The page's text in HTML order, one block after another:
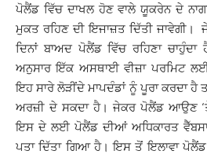
ਪੋਲੈਂਡ ਵਿੱਚ ਦਾਖਲ ਹੋਣ ਵਾਲੇ ਯੂਕਰੇਨ ਦੇ
ਮੁਕਤ ਰਹਿਣ ਦੀ ਇਜਾਜ਼ਤ ਦਿੱਤੀ
ਦਿਨਾਂ ਬਾਅਦ ਪੋਲੈਂਡ ਵਿੱਚ ਰਹਿਣਾ
ਅਨੁਸਾਰ ਇੱਕ ਅਸਥਾਈ ਵੀਜ਼ਾ ਪਰਮਿਟ
ਇਹ ਸਾਰੇ ਲੋੜੀਂਦੇ ਮਾਪਦੰਡਾਂ ਨੂੰ ਪੂਰਾ ਕਰਦਾ ਹੈ
ਅਰਜ਼ੀ ਦੇ ਸਕਦਾ ਹੈ। ਜੇਕਰ ਪੋਲੈਂਡ ਆਉਣ
ਇਸ ਦੇ ਲਈ ਪੋਲੈਂਡ ਦੀਆਂ ਅਧਿਕਾਰਤ
ਪਤਾ ਦਿੱਤਾ ਗਿਆ ਹੈ। ਇਸ ਤੋਂ ਇਲਾਵਾ